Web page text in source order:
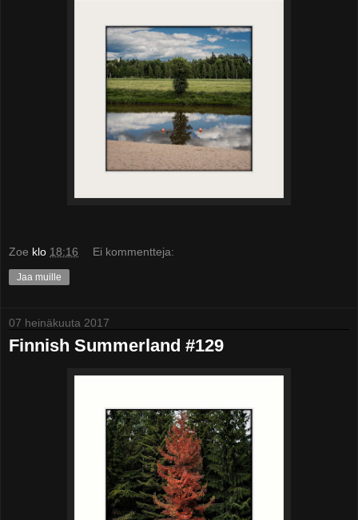
Zoe klo 18:16 Ei kommentteja:
Jaa muille
07 heinäkuuta 2017
Finnish Summerland #129